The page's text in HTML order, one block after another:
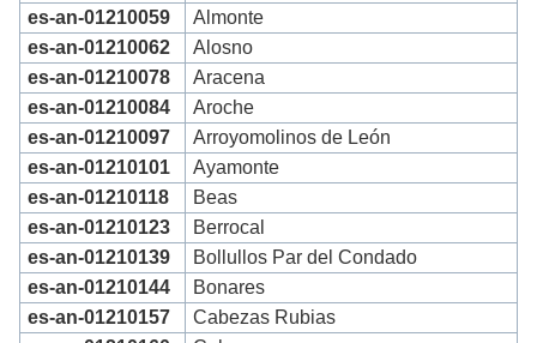
es-an-01210059
Almonte
es-an-01210062
Alosno
es-an-01210078
Aracena
es-an-01210084
Aroche
es-an-01210097
Arroyomolinos de León
es-an-01210101
Ayamonte
es-an-01210118
Beas
es-an-01210123
Berrocal
es-an-01210139
Bollullos Par del Condado
es-an-01210144
Bonares
es-an-01210157
Cabezas Rubias